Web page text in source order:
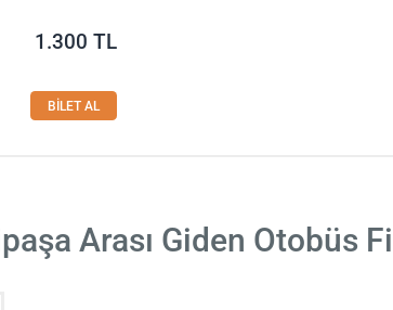
1.300 TL
BİLET AL
Arası Giden Otobüs